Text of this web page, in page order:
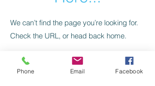
We can’t find the page you’re looking for.
Check the URL, or head back home.
Go Home
Phone Email Facebook